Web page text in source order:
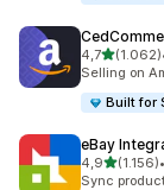
4,75 yıldız
(1.062)
toplam 1062
Selling on
Built for
eBay
4,95 yıldız
(1.156)
toplam 1156•
Sync